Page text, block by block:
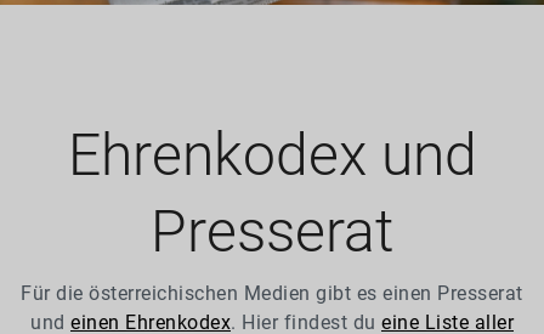
Ehrenkodex und
Presserat
Für die österreichischen Medien gibt es einen Presserat
und einen Ehrenkodex. Hier findest du eine Liste aller